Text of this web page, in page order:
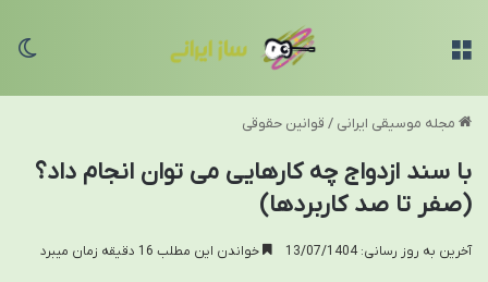
مجله موسیقی ایرانی / قوانین حقوقی
با سند ازدواج چه کارهایی می توان انجام داد؟
(صفر تا صد کاربردها)
آخرین به روز رسانی: 13/07/1404 خواندن این مطلب 16 دقیقه زمان میبرد